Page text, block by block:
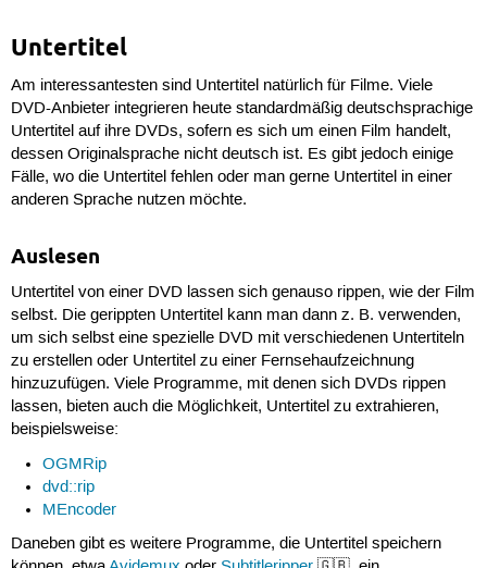
Untertitel
Am interessantesten sind Untertitel natürlich für Filme. Viele
DVD-Anbieter integrieren heute standardmäßig deutschsprachige
Untertitel auf ihre DVDs, sofern es sich um einen Film handelt,
dessen Originalsprache nicht deutsch ist. Es gibt jedoch einige
Fälle, wo die Untertitel fehlen oder man gerne Untertitel in einer
anderen Sprache nutzen möchte.
Auslesen
Untertitel von einer DVD lassen sich genauso rippen, wie der Film
selbst. Die gerippten Untertitel kann man dann z. B. verwenden,
um sich selbst eine spezielle DVD mit verschiedenen Untertiteln
zu erstellen oder Untertitel zu einer Fernsehaufzeichnung
hinzuzufügen. Viele Programme, mit denen sich DVDs rippen
lassen, bieten auch die Möglichkeit, Untertitel zu extrahieren,
beispielsweise:
OGMRip
dvd::rip
MEncoder
Daneben gibt es weitere Programme, die Untertitel speichern